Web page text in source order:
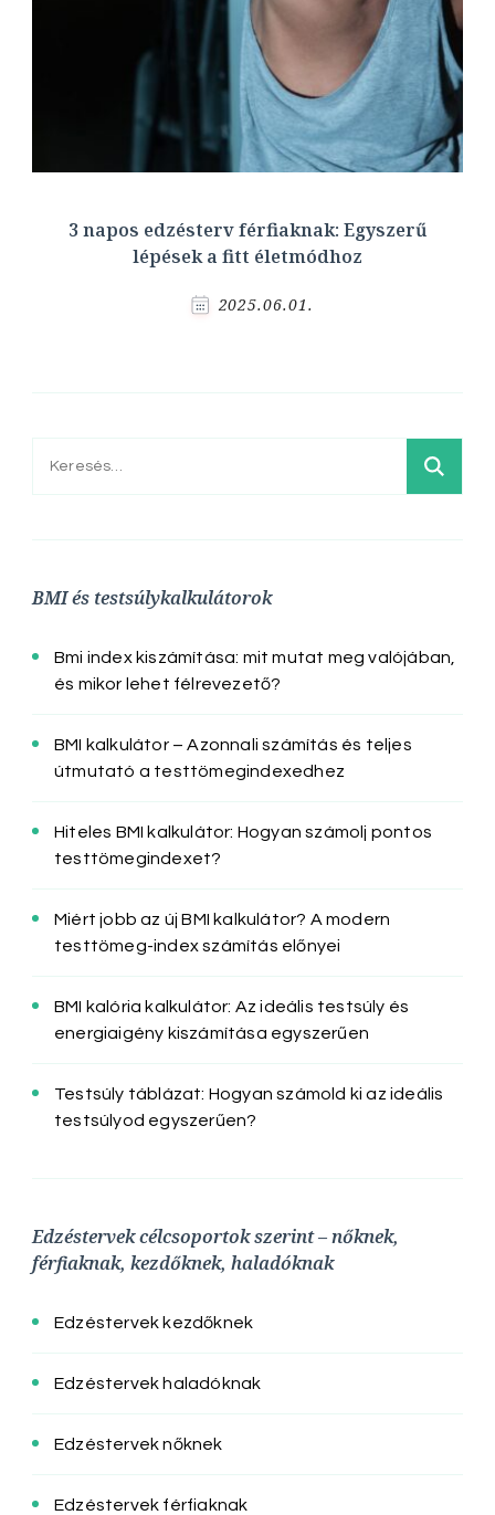
3 napos edzésterv férfiaknak: Egyszerű
lépések a fitt életmódhoz
2025.06.01.
Keresés:
BMI és testsúlykalkulátorok
Bmi index kiszámítása: mit mutat meg valójában,
és mikor lehet félrevezető?
BMI kalkulátor – Azonnali számítás és teljes
útmutató a testtömegindexedhez
Hiteles BMI kalkulátor: Hogyan számolj pontos
testtömegindexet?
Miért jobb az új BMI kalkulátor? A modern
testtömeg-index számítás előnyei
BMI kalória kalkulátor: Az ideális testsúly és
energiaigény kiszámítása egyszerűen
Testsúly táblázat: Hogyan számold ki az ideális
testsúlyod egyszerűen?
Edzéstervek célcsoportok szerint – nőknek,
férfiaknak, kezdőknek, haladóknak
Edzéstervek kezdőknek
Edzéstervek haladóknak
Edzéstervek nőknek
Edzéstervek férfiaknak